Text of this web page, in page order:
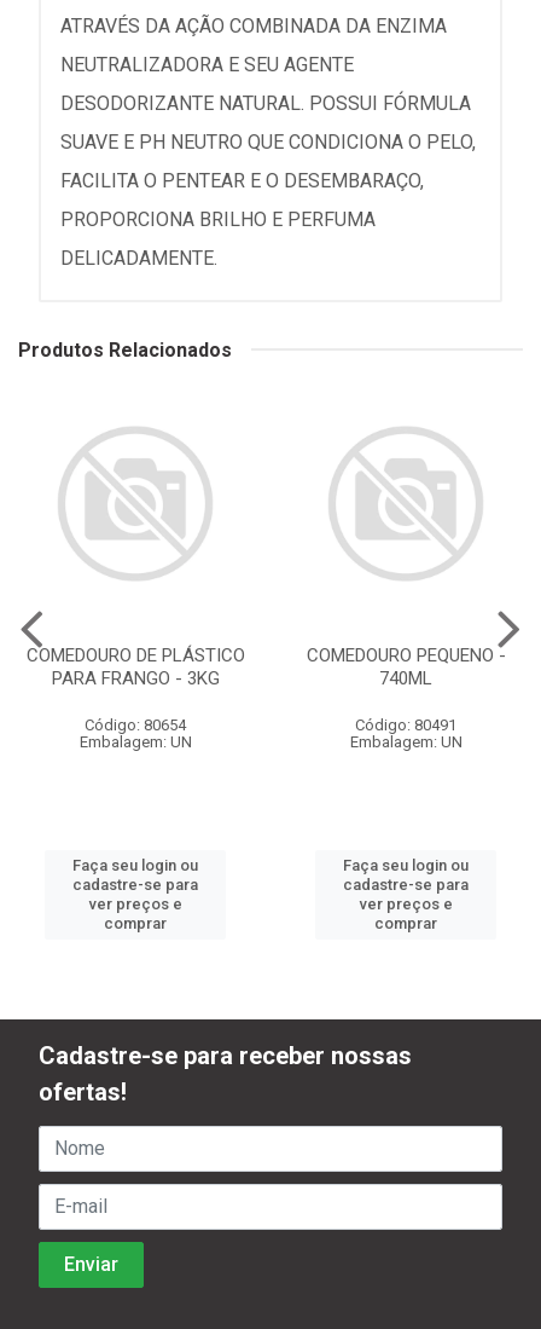
ATRAVÉS DA AÇÃO COMBINADA DA ENZIMA
NEUTRALIZADORA E SEU AGENTE
DESODORIZANTE NATURAL. POSSUI FÓRMULA
SUAVE E PH NEUTRO QUE CONDICIONA O PELO,
FACILITA O PENTEAR E O DESEMBARAÇO,
PROPORCIONA BRILHO E PERFUMA
DELICADAMENTE.
Produtos Relacionados
COMEDOURO DE PLÁSTICO
PARA FRANGO - 3KG
Código: 80654
Embalagem: UN
Faça seu login ou
cadastre-se para
ver preços e
comprar
COMEDOURO PEQUENO -
740ML
Código: 80491
Embalagem: UN
Faça seu login ou
cadastre-se para
ver preços e
comprar
Cadastre-se para receber nossas
ofertas!